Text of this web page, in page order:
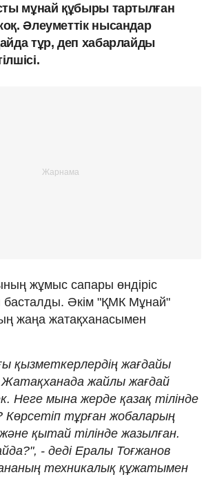
мұнай құбыры тартылған
Әлеуметтік нысандар
тұр, деп хабарлайды
жұмыс сапары өндіріс
Әкім "ҚМК Мұнай"
жаңа жатақханасымен
қызметкерлердің жағдайы
жайлы жағдай
Неге мына жерде қазақ тілінде
Көрсетіп тұрған жобаларың
қытай тілінде жазылған.
- деді Ералы Тоғжанов
техникалық құжатымен